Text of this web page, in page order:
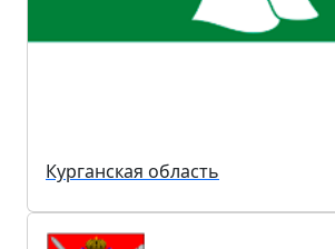
Курганская область